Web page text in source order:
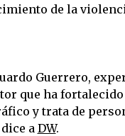
de la
Guerrero,
que ha
y trata de
a DW.